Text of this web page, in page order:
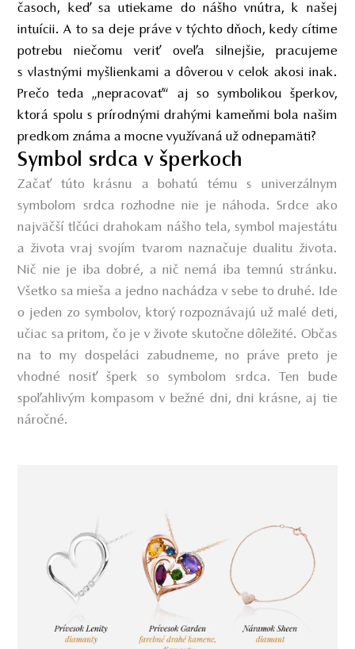
časoch, keď sa utiekame do nášho vnútra, k našej
intuícii. A to sa deje práve v týchto dňoch, kedy cítime
potrebu niečomu veriť oveľa silnejšie, pracujeme
s vlastnými myšlienkami a dôverou v celok akosi inak.
Prečo teda „nepracovať“ aj so symbolikou šperkov,
ktorá spolu s prírodnými drahými kameňmi bola našim
predkom známa a mocne využívaná už odnepamäti?
Symbol srdca v šperkoch
Začať túto krásnu a bohatú tému s univerzálnym
symbolom srdca rozhodne nie je náhoda. Srdce ako
najväčší tlčúci drahokam nášho tela, symbol majestátu
a života vraj svojím tvarom naznačuje dualitu života.
Nič nie je iba dobré, a nič nemá iba temnú stránku.
Všetko sa mieša a jedno nachádza v sebe to druhé. Ide
o jeden zo symbolov, ktorý rozpoznávajú už malé deti,
učiac sa pritom, čo je v živote skutočne dôležité. Občas
na to my dospeláci zabudneme, no práve preto je
vhodné nosiť šperk so symbolom srdca. Ten bude
spoľahlivým kompasom v bežné dni, dni krásne, aj tie
náročné.